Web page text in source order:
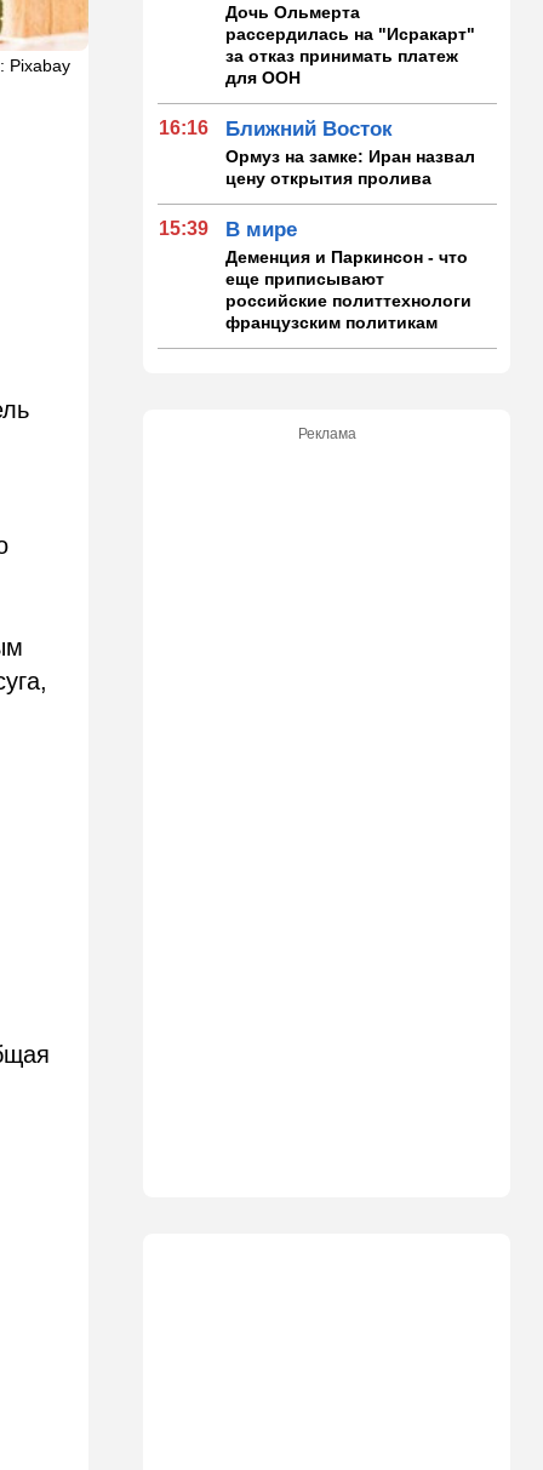
Pixabay
Дочь Ольмерта
рассердилась на "Исракарт"
за отказ принимать платеж
для ООН
16:16 Ближний Восток
Ормуз на замке: Иран назвал
цену открытия пролива
15:39 В мире
Деменция и Паркинсон - что
еще приписывают
российские политтехнологи
французским политикам
американский фермер-мем в
Реклама